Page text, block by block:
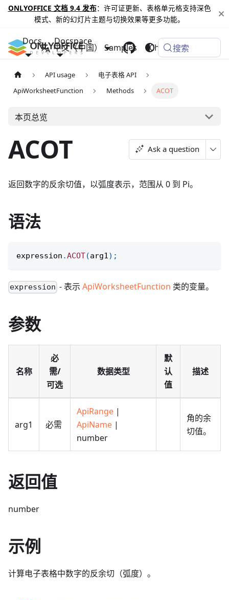
ONLYOFFICE 文档 9.4 发布：许可证更新、表格单元格支持深色
模式、新的幻灯片主题与切换效果等更多功能。
Docs Docspace
Samples Changelog
中文（中国） 搜索
API usage
电子表格 API
ApiWorksheetFunction
Methods ACOT
本页总览
ACOT Ask a question
返回数字的反余切值，以弧度表示，范围从 0 到 Pi。
语法
expression .ACOT(arg1) ;
expression - 表示ApiWorksheetFunction 类的变量。
参数
名称
必
需/
可选
数据类型
默
认
值
描述
arg1 必需
ApiRange |
ApiName |
number
角的余
切值。
返回值
number
示例
计算电子表格中数字的反余切（弧度）。